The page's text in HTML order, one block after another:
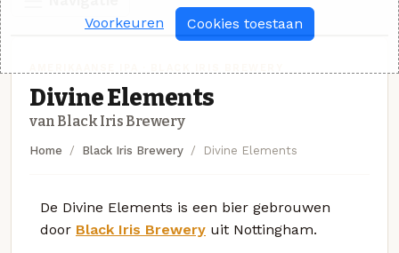
Divine Elements
van Black Iris Brewery
Home Black Iris Brewery Divine Elements
De Divine Elements is een bier gebrouwen
door Black Iris Brewery uit Nottingham.
Voorkeuren Cookies toestaan